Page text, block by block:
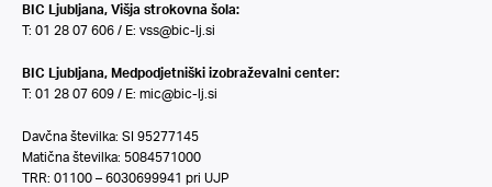
BIC Ljubljana, Višja strokovna šola:
T: 01 28 07 606 / E: vss@bic-lj.si
BIC Ljubljana, Medpodjetniški izobraževalni center:
T: 01 28 07 609 / E: mic@bic-lj.si
Davčna številka: SI 95277145
Matična številka: 5084571000
TRR: 01100 – 6030699941 pri UJP